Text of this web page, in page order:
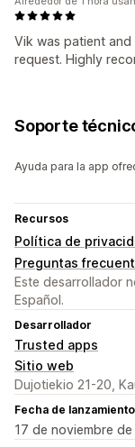
Vik was patient and
request. Highly
Soporte
Ayuda para la app
Recursos
Política de
Preguntas
Este desarrollador
Español.
Desarrollador
Trusted apps
Sitio web
Dujotiekio 21-20,
Fecha de lanzamiento
17 de noviembre de